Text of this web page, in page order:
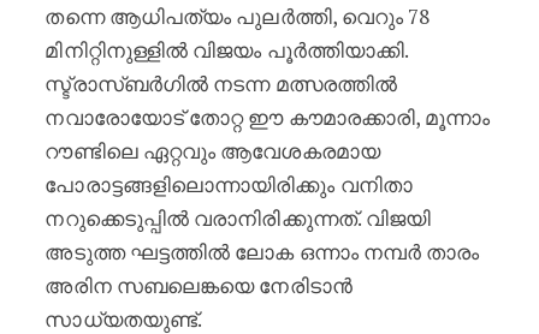
തന്നെ ആധിപത്യം പുലർത്തി, വെറും 78
മിനിറ്റിനുള്ളിൽ വിജയം പൂർത്തിയാക്കി.
സ്ട്രാസ്ബർഗിൽ നടന്ന മത്സരത്തിൽ
നവാരോയോട് തോറ്റ ഈ കൗമാരക്കാരി, മൂന്നാം
റൗണ്ടിലെ ഏറ്റവും ആവേശകരമായ
പോരാട്ടങ്ങളിലൊന്നായിരിക്കും വനിതാ
നറുക്കെടുപ്പിൽ വരാനിരിക്കുന്നത്. വിജയി
അടുത്ത ഘട്ടത്തിൽ ലോക ഒന്നാം നമ്പർ താരം
അരിന സബലെങ്കയെ നേരിടാൻ
സാധ്യതയുണ്ട്.